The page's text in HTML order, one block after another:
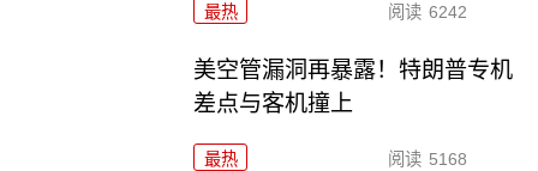
最热 阅读 6242
美空管漏洞再暴露！特朗普专机
差点与客机撞上
最热 阅读 5168